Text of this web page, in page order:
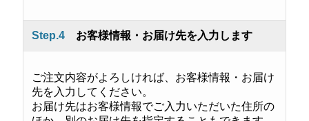
Step.4 お客様情報・お届け先を入力します
ご注文内容がよろしければ、お客様情報・お届け
先を入力してください。
お届け先はお客様情報でご入力いただいた住所の